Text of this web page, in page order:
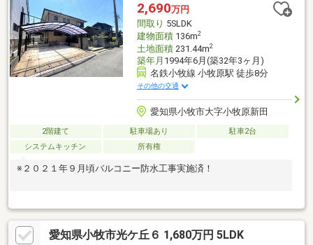
2,690万円
間取り 5SLDK
建物面積136m2
土地面積231.44m2
築年月 1994年6月(築32年3ヶ月)
名鉄小牧線 小牧原駅 徒歩8分
その他の交通
愛知県小牧市大字小牧原新田
2階建て 駐車場あり
駐車2台
システムキッチン
所有権
※２０２１年９月頃バルコニー防水工事実施済！
愛知県小牧市光ケ丘６ 1,680万円 5LDK